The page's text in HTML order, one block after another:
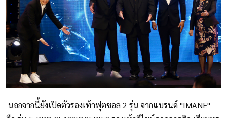
นอกจากนี้ยังเปิดตัวรองเท้าฟุตซอล 2 รุ่น จากแบรนด์ "IMANE"